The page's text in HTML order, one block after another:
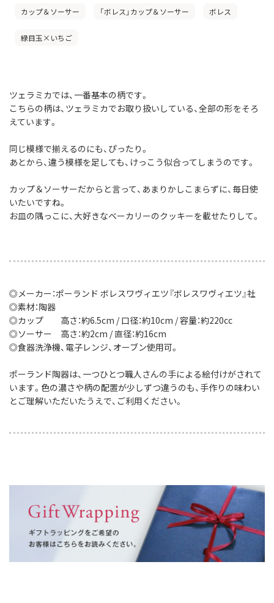
カップ＆ソーサー 「ボレス」カップ＆ソーサー ボレス
緑目玉×いちご
ツェラミカでは、一番基本の柄です。
こちらの柄は、ツェラミカでお取り扱いしている、全部の形をそろ
えています。
同じ模様で揃えるのにも、ぴったり。
あとから、違う模様を足しても、けっこう似合ってしまうのです。
カップ＆ソーサーだからと言って、あまりかしこまらずに、毎日使
いたいですね。
お皿の隅っこに、大好きなベーカリーのクッキーを載せたりして。
◎メーカー：ポーランド ボレスワヴィエツ『ボレスワヴィエツ』社
◎素材：陶器
◎カップ 高さ：約6.5cm / 口径：約10cm / 容量：約220cc
◎ソーサー 高さ：約2cm / 直径：約16cm
◎食器洗浄機、電子レンジ、オーブン使用可。
ポーランド陶器は、一つひとつ職人さんの手による絵付けがされて
います。色の濃さや柄の配置が少しずつ違うのも、手作りの味わい
とご理解いただいたうえで、ご利用ください。